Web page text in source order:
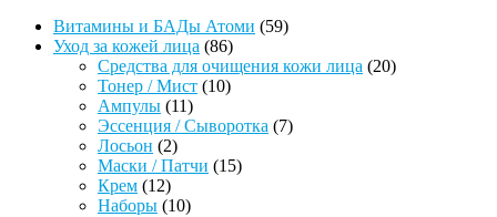
Витамины и БАДы Атоми 5959
Уход за кожей лица 8686
товаров
Средства для очищения кожи лица 2020
Тонер / Мист 1010
Ампулы 1111
товаров
Эссенция / Сыворотка 77
Лосьон 22
товара
Маски / Патчи 1515
Крем 1212
товаров
Наборы 1010